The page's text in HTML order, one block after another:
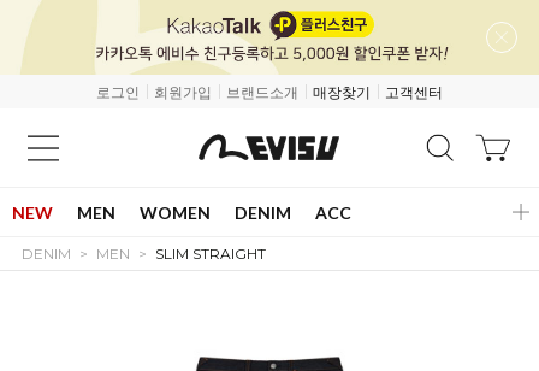
로그인 회원가입 브랜드소개 매장찾기 고객센터
NEW MEN WOMEN DENIM ACC
DENIM MEN SLIM STRAIGHT